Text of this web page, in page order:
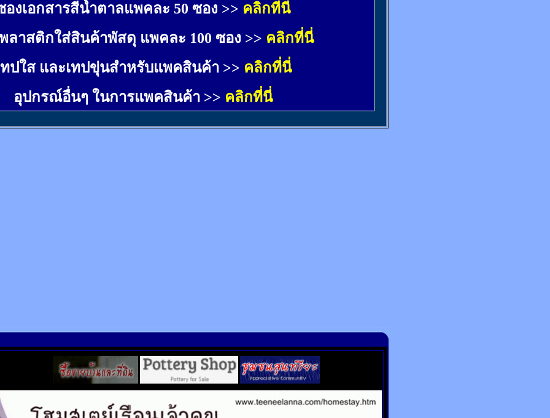
องเอกสารสีน้ำตาลแพคละ 50 ซอง >> คลิกที่นี่
ลาสติกใส่สินค้าพัสดุ แพคละ 100 ซอง >> คลิกที่นี่
ทปใส และเทปขุ่นสำหรับแพคสินค้า >> คลิกที่นี่
อุปกรณ์อื่นๆ ในการแพคสินค้า >> คลิกที่นี่